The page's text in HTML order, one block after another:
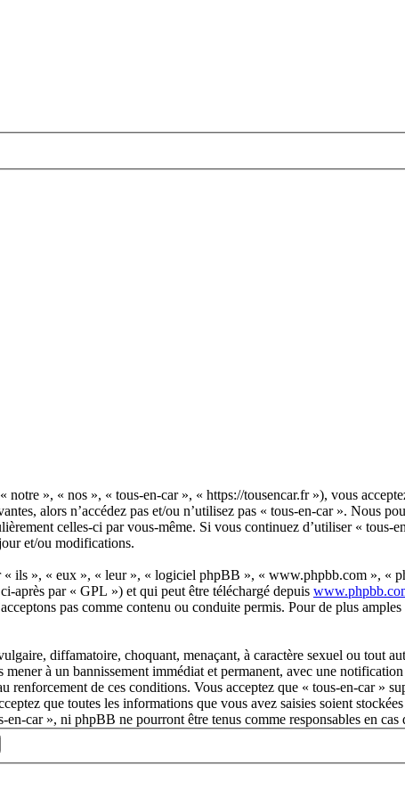
», « nos », « tous-en-car », « https://tousencar.fr »), vous
alors n’accédez pas et/ou n’utilisez pas « tous-en-car ». Nous
celles-ci par vous-même. Si vous continuez d’utiliser « tous-
et/ou modifications.
« ils », « eux », « leur », « logiciel phpBB », « www.phpbb.com »,
après par « GPL ») et qui peut être téléchargé depuis
pas comme contenu ou conduite permis. Pour de plus
diffamatoire, choquant, menaçant, à caractère sexuel ou tout
à un bannissement immédiat et permanent, avec une
renforcement de ces conditions. Vous acceptez que « tous-en-car
que toutes les informations que vous avez saisies soient
car », ni phpBB ne pourront être tenus comme responsables en